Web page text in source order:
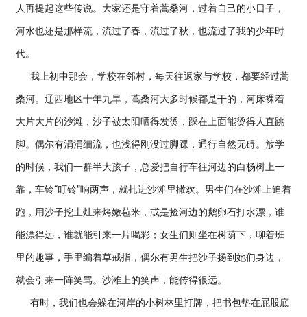
人再提起这些传说。大家还是守着蒿桑河，过着自己的小日子，
河水也还是那样流，流过了春，流过了秋，也流过了我的少年时
代。
我上初中那会，学校在邻村，每天往返家与学校，都要经过蒿
桑河。辽西地区十年九旱，蒿桑河大多时候都是干的，河床裸着
大片大片的沙滩，沙子被太阳晒得发烫，踩在上面能烫得人直跳
脚。偶尔有涓涓细流，也浅得刚没过脚踝，通行自然无碍。放学
的时候，我们一群半大孩子，总爱把自行车往河边的白杨树上一
靠，车铃“叮铃”响两声，就扎进沙滩里撒欢。男生们在沙滩上追着
跑，用沙子挖土灶来烤嫩苞米，或是捡河边的鹅卵石打水漂，谁
能漂得远，谁就能引来一片喝彩；女生们则坐在树荫下，聊着班
里的趣事，手里编着草戒指，偶尔有男生把沙子扬到她们身边，
就会引来一阵笑骂。沙滩上的笑声，能传得很远。
有时，我们也会躲在河岸的小树林里打牌，把书包垫在屁股底